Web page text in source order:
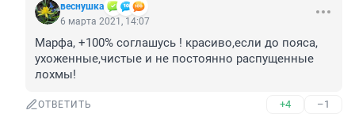
веснушка
6 марта 2021, 14:07
Марфа, +100% соглашусь ! красиво,если до пояса,
ухоженные,чистые и не постоянно распущенные
лохмы!
ОТВЕТИТЬ +4 –1